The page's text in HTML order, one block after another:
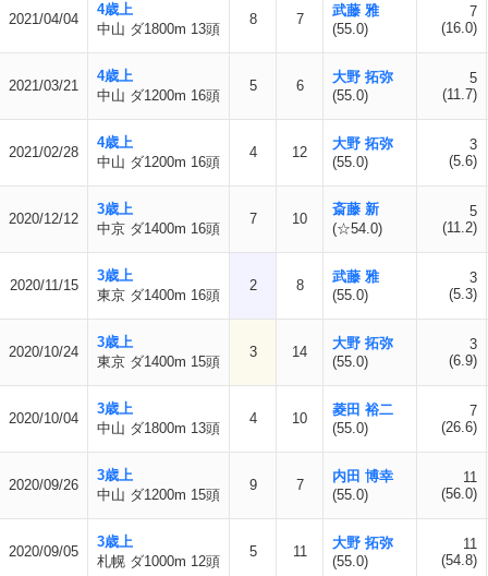
2021/04/04
4歳上
中山 ダ1800m 13頭
8 7
武藤 雅
(55.0)
7
(16.0)
2021/03/21
4歳上
中山 ダ1200m 16頭
5 6
大野 拓弥
(55.0)
5
(11.7)
2021/02/28
4歳上
中山 ダ1200m 16頭
4 12
大野 拓弥
(55.0)
3
(5.6)
2020/12/12
3歳上
中京 ダ1400m 16頭
7 10
斎藤 新
(☆54.0)
5
(11.2)
2020/11/15
3歳上
東京 ダ1400m 16頭
2 8
武藤 雅
(55.0)
3
(5.3)
2020/10/24
3歳上
東京 ダ1400m 15頭
3 14
大野 拓弥
(55.0)
3
(6.9)
2020/10/04
3歳上
中山 ダ1800m 13頭
4 10
菱田 裕二
(55.0)
7
(26.6)
2020/09/26
3歳上
中山 ダ1200m 15頭
9 7
内田 博幸
(55.0)
11
(56.0)
2020/09/05
3歳上
札幌 ダ1000m 12頭
5 11
大野 拓弥
(55.0)
11
(54.8)